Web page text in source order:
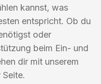
kannst, was
entspricht. Ob du
oder
beim Ein- und
dir mit unserem